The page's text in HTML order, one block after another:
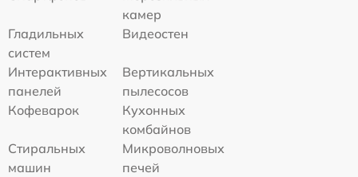
камер
Гладильных
систем
Видеостен
Интерактивных
панелей
Вертикальных
пылесосов
Кофеварок
Кухонных
комбайнов
Стиральных
машин
Микроволновых
печей